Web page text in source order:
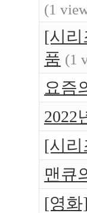
(1
[시리
품 (1
요즘
2022
[시리
맨큐
[영화